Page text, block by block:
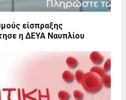
είσπραξης
η ΔΕΥΑ Ναυπλίου